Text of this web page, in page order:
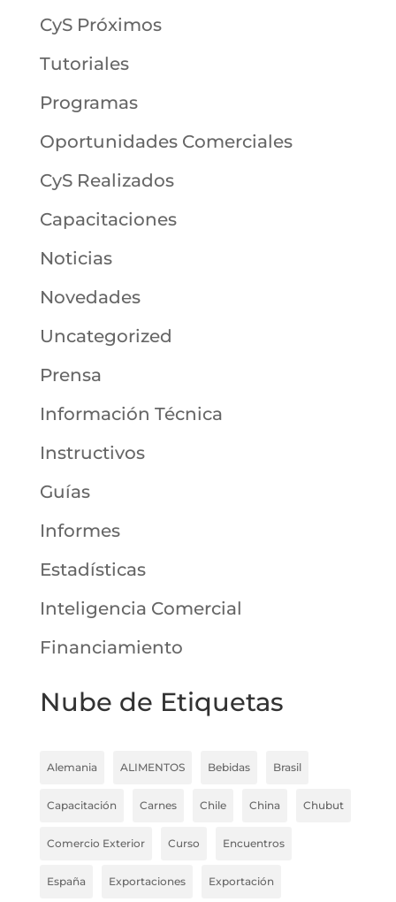
CyS Próximos
Tutoriales
Programas
Oportunidades Comerciales
CyS Realizados
Capacitaciones
Noticias
Novedades
Uncategorized
Prensa
Información Técnica
Instructivos
Guías
Informes
Estadísticas
Inteligencia Comercial
Financiamiento
Nube de Etiquetas
Alemania ALIMENTOS Bebidas Brasil
Capacitación Carnes Chile China Chubut
Comercio Exterior Curso Encuentros
España Exportaciones Exportación